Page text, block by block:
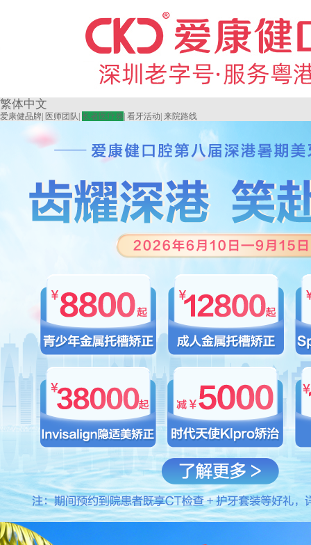
繁体中文
爱康健品牌 医师团队 长者医疗券 看牙活动 来院路线